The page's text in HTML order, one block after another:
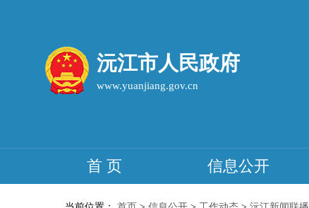
沅江市人民政府
首 页 信息公开